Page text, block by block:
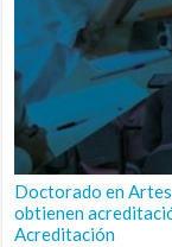
Doctorado en
obtienen
Acreditación